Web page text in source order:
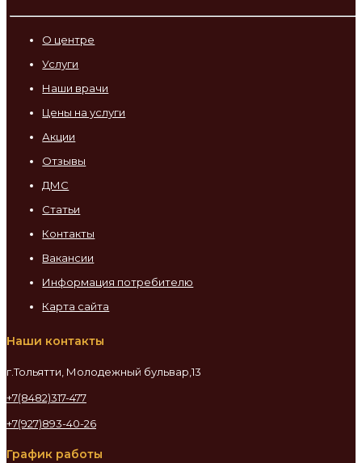
О центре
Услуги
Наши врачи
Цены на услуги
Акции
Отзывы
ДМС
Статьи
Контакты
Вакансии
Информация потребителю
Карта сайта
Наши контакты
г.Тольятти, Молодежный бульвар,13
+7(8482)317-477
+7(927)893-40-26
График работы